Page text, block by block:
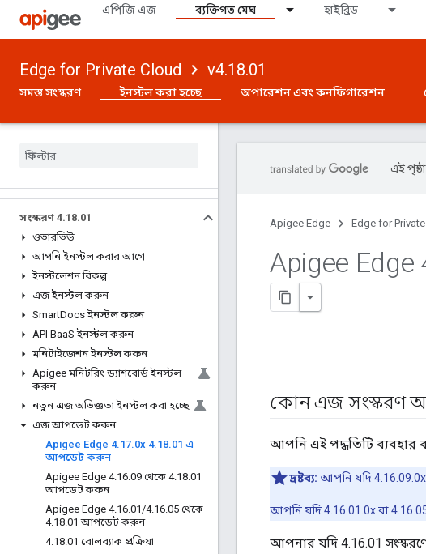
এপিজি এজ ব্যক্তিগত মেঘ হাইব্রিড
Edge for Private Cloud v4.18.01
সমস্ত সংস্করণ ইনস্টল করা হচ্ছে অপারেশন এবং কনফিগারেশন
সংস্করণ 4.18.01
ওভারভিউ
আপনি ইনস্টল করার আগে
ইনস্টলেশন বিকল্প
এজ ইনস্টল করুন
SmartDocs ইনস্টল করুন
API BaaS ইনস্টল করুন
মনিটাইজেশন ইনস্টল করুন
Apigee মনিটরিং ড্যাশবোর্ড ইনস্টল
করুন
নতুন এজ অভিজ্ঞতা ইনস্টল করা হচ্ছে
এজ আপডেট করুন
Apigee Edge 4.17.0x 4.18.01 এ
আপডেট করুন
Apigee Edge 4.16.09 থেকে 4.18.01
আপডেট করুন
Apigee Edge 4.16.01/4.16.05 থেকে
4.18.01 আপডেট করুন
4.18.01 রোলব্যাক প্রক্রিয়া
এই
Apigee Edge Edge for
Apigee Edge
কোন এজ সংস্করণ
আপনি এই পদ্ধতিটি ব্যবহার
দ্রষ্টব্য: আপনি যদি
আপনি যদি 4.16.01.0x বা
আপনার যদি 4.16.01